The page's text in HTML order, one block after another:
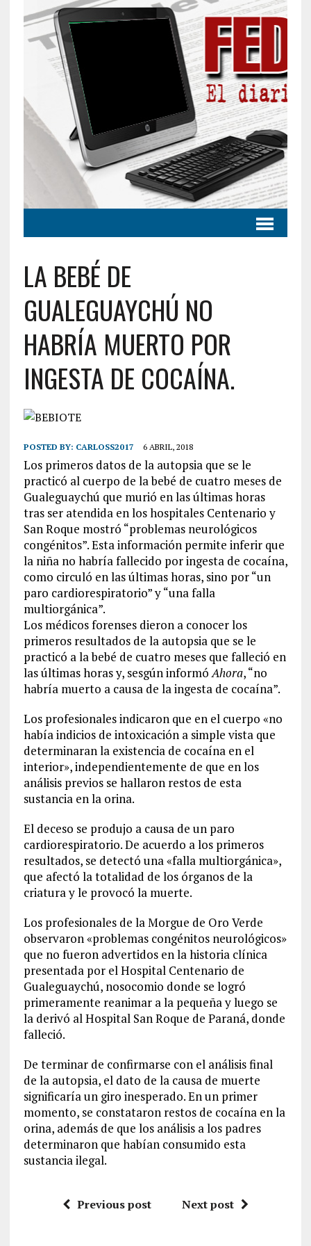
LA BEBÉ DE
GUALEGUAYCHÚ NO
HABRÍA MUERTO POR
INGESTA DE COCAÍNA.
POSTED BY: CARLOSS2017 6 ABRIL, 2018
Los primeros datos de la autopsia que se le
practicó al cuerpo de la bebé de cuatro meses de
Gualeguaychú que murió en las últimas horas
tras ser atendida en los hospitales Centenario y
San Roque mostró “problemas neurológicos
congénitos”. Esta información permite inferir que
la niña no habría fallecido por ingesta de cocaína,
como circuló en las últimas horas, sino por “un
paro cardiorespiratorio” y “una falla
multiorgánica”.
Los médicos forenses dieron a conocer los
primeros resultados de la autopsia que se le
practicó a la bebé de cuatro meses que falleció en
las últimas horas y, sesgún informóAhora, “no
habría muerto a causa de la ingesta de cocaína”.
Los profesionales indicaron que en el cuerpo «no
había indicios de intoxicación a simple vista que
determinaran la existencia de cocaína en el
interior», independientemente de que en los
análisis previos se hallaron restos de esta
sustancia en la orina.
El deceso se produjo a causa de un paro
cardiorespiratorio. De acuerdo a los primeros
resultados, se detectó una «falla multiorgánica»,
que afectó la totalidad de los órganos de la
criatura y le provocó la muerte.
Los profesionales de la Morgue de Oro Verde
observaron «problemas congénitos neurológicos»
que no fueron advertidos en la historia clínica
presentada por el Hospital Centenario de
Gualeguaychú, nosocomio donde se logró
primeramente reanimar a la pequeña y luego se
la derivó al Hospital San Roque de Paraná, donde
falleció.
De terminar de confirmarse con el análisis final
de la autopsia, el dato de la causa de muerte
significaría un giro inesperado. En un primer
momento, se constataron restos de cocaína en la
orina, además de que los análisis a los padres
determinaron que habían consumido esta
sustancia ilegal.
Previous post Next post